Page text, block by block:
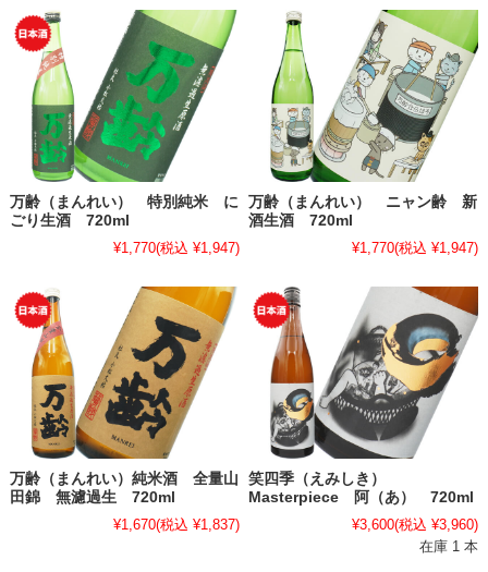
万齢（まんれい） 特別純米 に
ごり生酒 720ml
¥1,770(税込 ¥1,947)
万齢（まんれい） ニャン齢 新
酒生酒 720ml
¥1,770(税込 ¥1,947)
万齢（まんれい）純米酒 全量山
田錦 無濾過生 720ml
¥1,670(税込 ¥1,837)
笑四季（えみしき）
Masterpiece 阿（あ） 720ml
¥3,600(税込 ¥3,960)
在庫 1 本